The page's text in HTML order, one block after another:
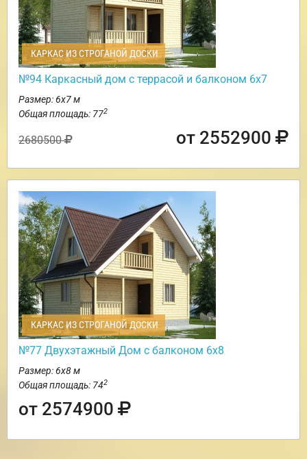
КАРКАС ИЗ СТРОГАНОЙ ДОСКИ
№94 Каркасный дом с террасой и балконом 6х7
Размер: 6х7 м
Общая площадь: 772
2680500 от 2552900
КАРКАС ИЗ СТРОГАНОЙ ДОСКИ
№77 Двухэтажный Дом с балконом 6х8
Размер: 6х8 м
Общая площадь: 742
от 2574900